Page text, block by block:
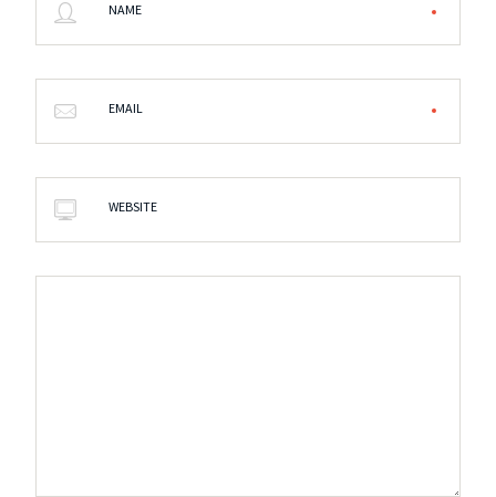
NAME
EMAIL
WEBSITE